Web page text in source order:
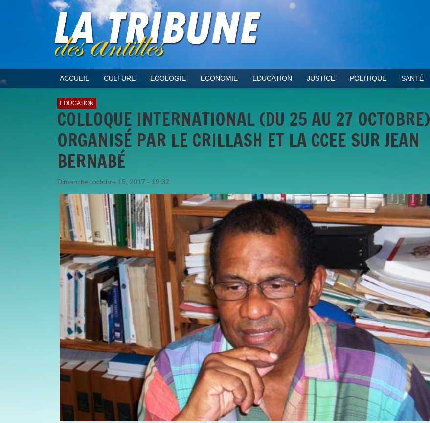
ACCUEIL CULTURE ECOLOGIE ECONOMIE EDUCATION JUSTICE POLITIQUE SANTÉ
EDUCATION
COLLOQUE INTERNATIONAL (DU 25 AU 27 OCTOBRE)
ORGANISÉ PAR LE CRILLASH ET LA CCEE SUR JEAN
BERNABÉ
Dimanche, octobre 15, 2017 - 19:32